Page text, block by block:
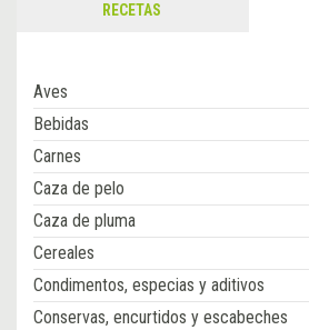
RECETAS
Aves
Bebidas
Carnes
Caza de pelo
Caza de pluma
Cereales
Condimentos, especias y aditivos
Conservas, encurtidos y escabeches